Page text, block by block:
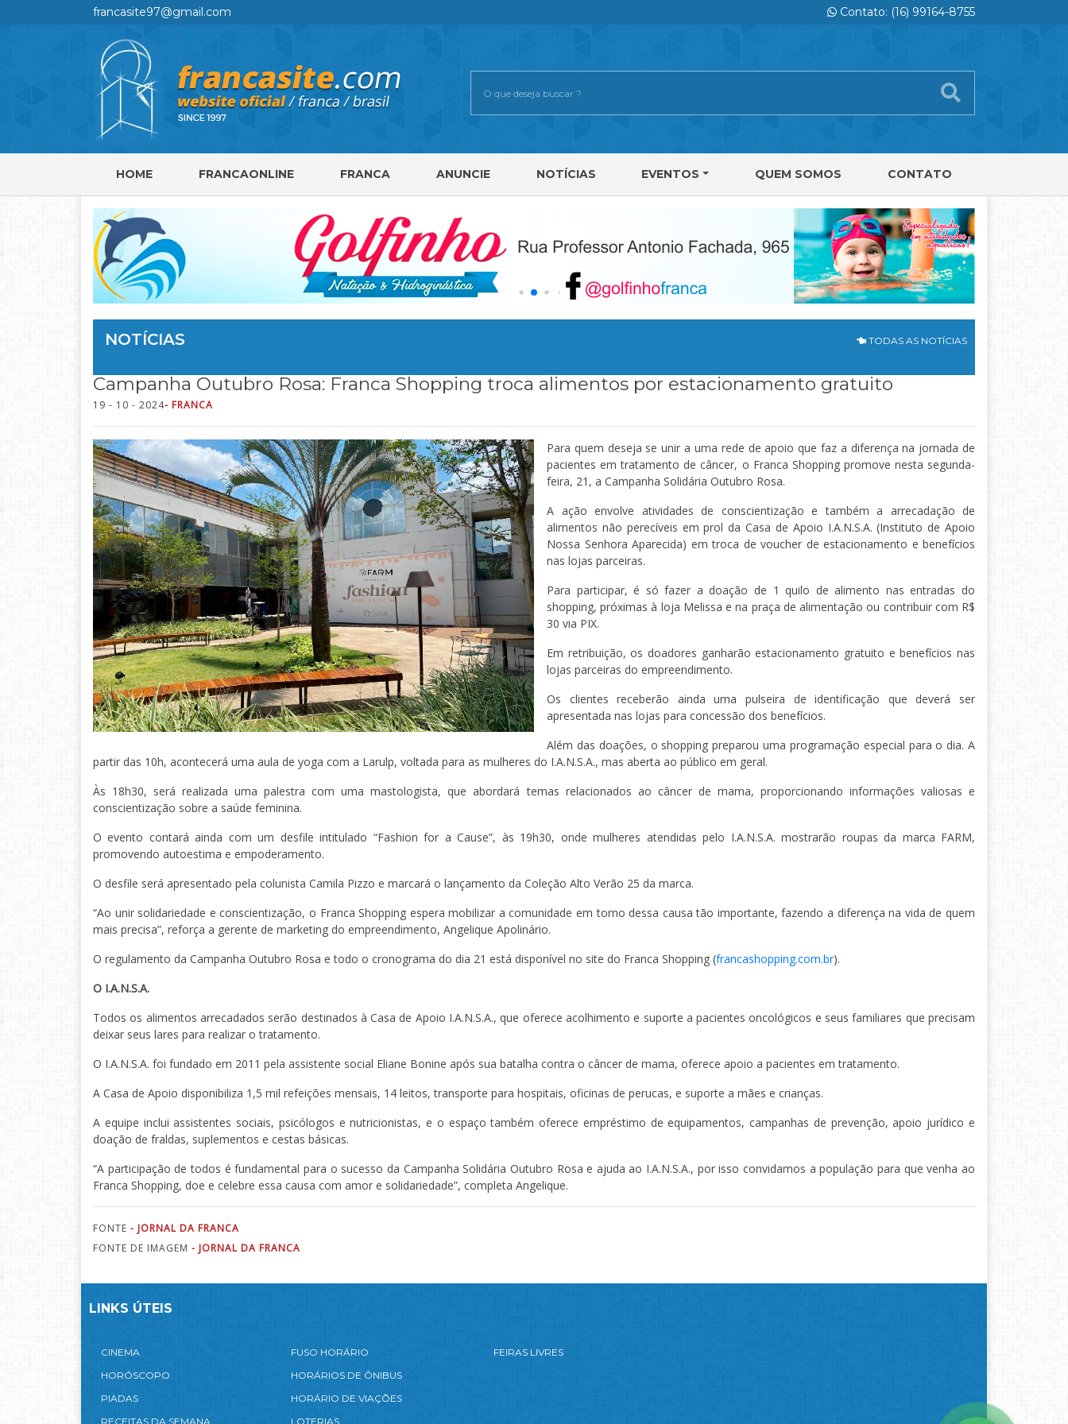
francasite97@gmail.com Contato: (16) 99164-8755
HOME FRANCAONLINE FRANCA ANUNCIE NOTÍCIAS EVENTOS QUEM SOMOS CONTATO
NOTÍCIAS TODAS AS NOTÍCIAS
Campanha Outubro Rosa: Franca Shopping troca alimentos por estacionamento gratuito
19 - 10 - 2024- FRANCA
Para quem deseja se unir a uma rede de apoio que faz a diferença na jornada de
pacientes em tratamento de câncer, o Franca Shopping promove nesta segunda-
feira, 21, a Campanha Solidária Outubro Rosa.
A ação envolve atividades de conscientização e também a arrecadação de
alimentos não perecíveis em prol da Casa de Apoio I.A.N.S.A. (Instituto de Apoio
Nossa Senhora Aparecida) em troca de voucher de estacionamento e benefícios
nas lojas parceiras.
Para participar, é só fazer a doação de 1 quilo de alimento nas entradas do
shopping, próximas à loja Melissa e na praça de alimentação ou contribuir com R$
30 via PIX.
Em retribuição, os doadores ganharão estacionamento gratuito e benefícios nas
lojas parceiras do empreendimento.
Os clientes receberão ainda uma pulseira de identificação que deverá ser
apresentada nas lojas para concessão dos benefícios.
Além das doações, o shopping preparou uma programação especial para o dia. A
partir das 10h, acontecerá uma aula de yoga com a Larulp, voltada para as mulheres do I.A.N.S.A., mas aberta ao público em geral.
Às 18h30, será realizada uma palestra com uma mastologista, que abordará temas relacionados ao câncer de mama, proporcionando informações valiosas e
conscientização sobre a saúde feminina.
O evento contará ainda com um desfile intitulado “Fashion for a Cause”, às 19h30, onde mulheres atendidas pelo I.A.N.S.A. mostrarão roupas da marca FARM,
promovendo autoestima e empoderamento.
O desfile será apresentado pela colunista Camila Pizzo e marcará o lançamento da Coleção Alto Verão 25 da marca.
“Ao unir solidariedade e conscientização, o Franca Shopping espera mobilizar a comunidade em torno dessa causa tão importante, fazendo a diferença na vida de quem
mais precisa”, reforça a gerente de marketing do empreendimento, Angelique Apolinário.
O regulamento da Campanha Outubro Rosa e todo o cronograma do dia 21 está disponível no site do Franca Shopping (francashopping.com.br).
O I.A.N.S.A.
Todos os alimentos arrecadados serão destinados à Casa de Apoio I.A.N.S.A., que oferece acolhimento e suporte a pacientes oncológicos e seus familiares que precisam
deixar seus lares para realizar o tratamento.
O I.A.N.S.A. foi fundado em 2011 pela assistente social Eliane Bonine após sua batalha contra o câncer de mama, oferece apoio a pacientes em tratamento.
A Casa de Apoio disponibiliza 1,5 mil refeições mensais, 14 leitos, transporte para hospitais, oficinas de perucas, e suporte a mães e crianças.
A equipe inclui assistentes sociais, psicólogos e nutricionistas, e o espaço também oferece empréstimo de equipamentos, campanhas de prevenção, apoio jurídico e
doação de fraldas, suplementos e cestas básicas.
“A participação de todos é fundamental para o sucesso da Campanha Solidária Outubro Rosa e ajuda ao I.A.N.S.A., por isso convidamos a população para que venha ao
Franca Shopping, doe e celebre essa causa com amor e solidariedade”, completa Angelique.
FONTE - JORNAL DA FRANCA
FONTE DE IMAGEM - JORNAL DA FRANCA
LINKS ÚTEIS
CINEMA
HORÓSCOPO
PIADAS
RECEITAS DA SEMANA
FUSO HORÁRIO
HORÁRIOS DE ÔNIBUS
HORÁRIO DE VIAÇÕES
LOTERIAS
FEIRAS LIVRES